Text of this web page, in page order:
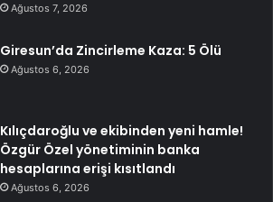
Ağustos 7, 2026
Giresun’da Zincirleme Kaza: 5 Ölü
Ağustos 6, 2026
Kılıçdaroğlu ve ekibinden yeni hamle!
Özgür Özel yönetiminin banka
hesaplarına erişi kısıtlandı
Ağustos 6, 2026